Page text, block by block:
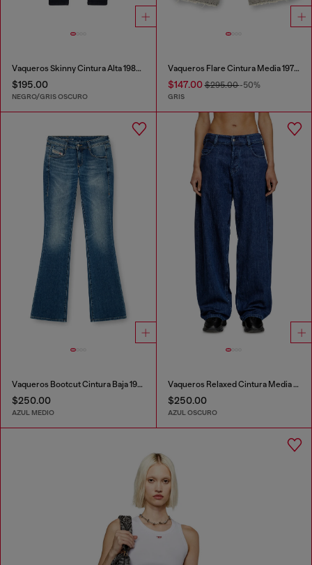
Vaqueros Skinny Cintura Alta 1984 Slandy-High
$195.00
NEGRO/GRIS OSCURO
Vaqueros Flare Cintura Media 1978 D-Akemi
$147.00$295.00-50%
GRIS
Vaqueros Bootcut Cintura Baja 1969 D-Ebbey
$250.00
AZUL MEDIO
Vaqueros Relaxed Cintura Media 1997 D-Enim-M
$250.00
AZUL OSCURO